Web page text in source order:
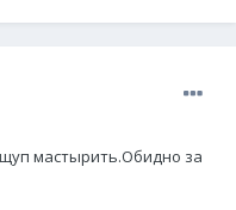
мастырить.Обидно за